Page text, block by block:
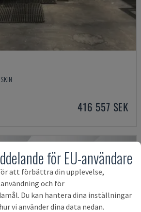
416 557 SEK
för EU-användare
att förbättra din upplevelse,
och för
Du kan hantera dina inställningar
vi använder dina data nedan.